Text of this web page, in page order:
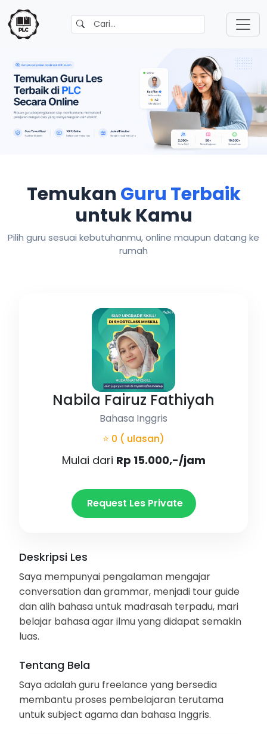
Temukan Guru Terbaik
untuk Kamu
Pilih guru sesuai kebutuhanmu, online maupun datang ke
rumah
Nabila Fairuz Fathiyah
Bahasa Inggris
⭐ 0 ( ulasan)
Mulai dari Rp 15.000,-/jam
Request Les Private
Deskripsi Les
Saya mempunyai pengalaman mengajar
conversation dan grammar, menjadi tour guide
dan alih bahasa untuk madrasah terpadu, mari
belajar bahasa agar ilmu yang didapat semakin
luas.
Tentang Bela
Saya adalah guru freelance yang bersedia
membantu proses pembelajaran terutama
untuk subject agama dan bahasa Inggris.